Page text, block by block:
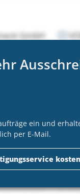
GmbH
GmbH
GmbH
ein und
per E-Mail.